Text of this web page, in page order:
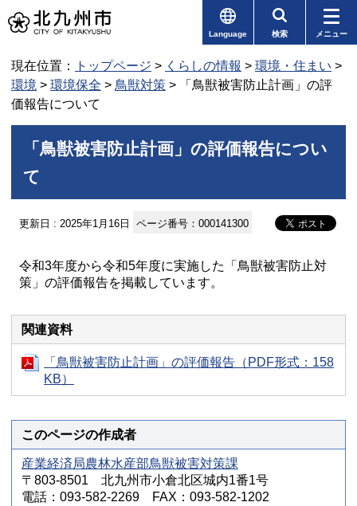
Language 検索 メニュー
現在位置： トップページ > くらしの情報 > 環境・住まい >
環境 > 環境保全 > 鳥獣対策 > 「鳥獣被害防止計画」の評
価報告について
「鳥獣被害防止計画」の評価報告につい
て
更新日 : 2025年1月16日 ページ番号：000141300
令和3年度から令和5年度に実施した「鳥獣被害防止対
策」の評価報告を掲載しています。
関連資料
「鳥獣被害防止計画」の評価報告（PDF形式：158
KB）
このページの作成者
産業経済局農林水産部鳥獣被害対策課
〒803-8501 北九州市小倉北区城内1番1号
電話：093-582-2269 FAX：093-582-1202